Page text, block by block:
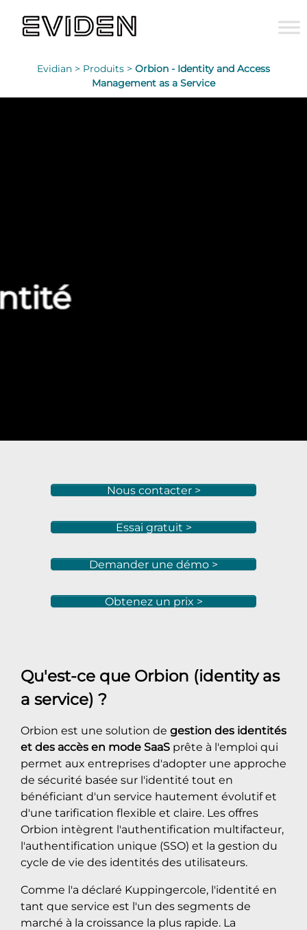
Evidian > Produits > Orbion - Identity and Access
Management as a Service
Nous contacter >
Essai gratuit >
Demander une démo >
Obtenez un prix >
Qu'est-ce que Orbion (identity as
a service) ?
Orbion est une solution de gestion des identités
et des accès en mode SaaS prête à l'emploi qui
permet aux entreprises d'adopter une approche
de sécurité basée sur l'identité tout en
bénéficiant d'un service hautement évolutif et
d'une tarification flexible et claire. Les offres
Orbion intègrent l'authentification multifacteur,
l'authentification unique (SSO) et la gestion du
cycle de vie des identités des utilisateurs.
Comme l'a déclaré Kuppingercole, l'identité en
tant que service est l'un des segments de
marché à la croissance la plus rapide. La